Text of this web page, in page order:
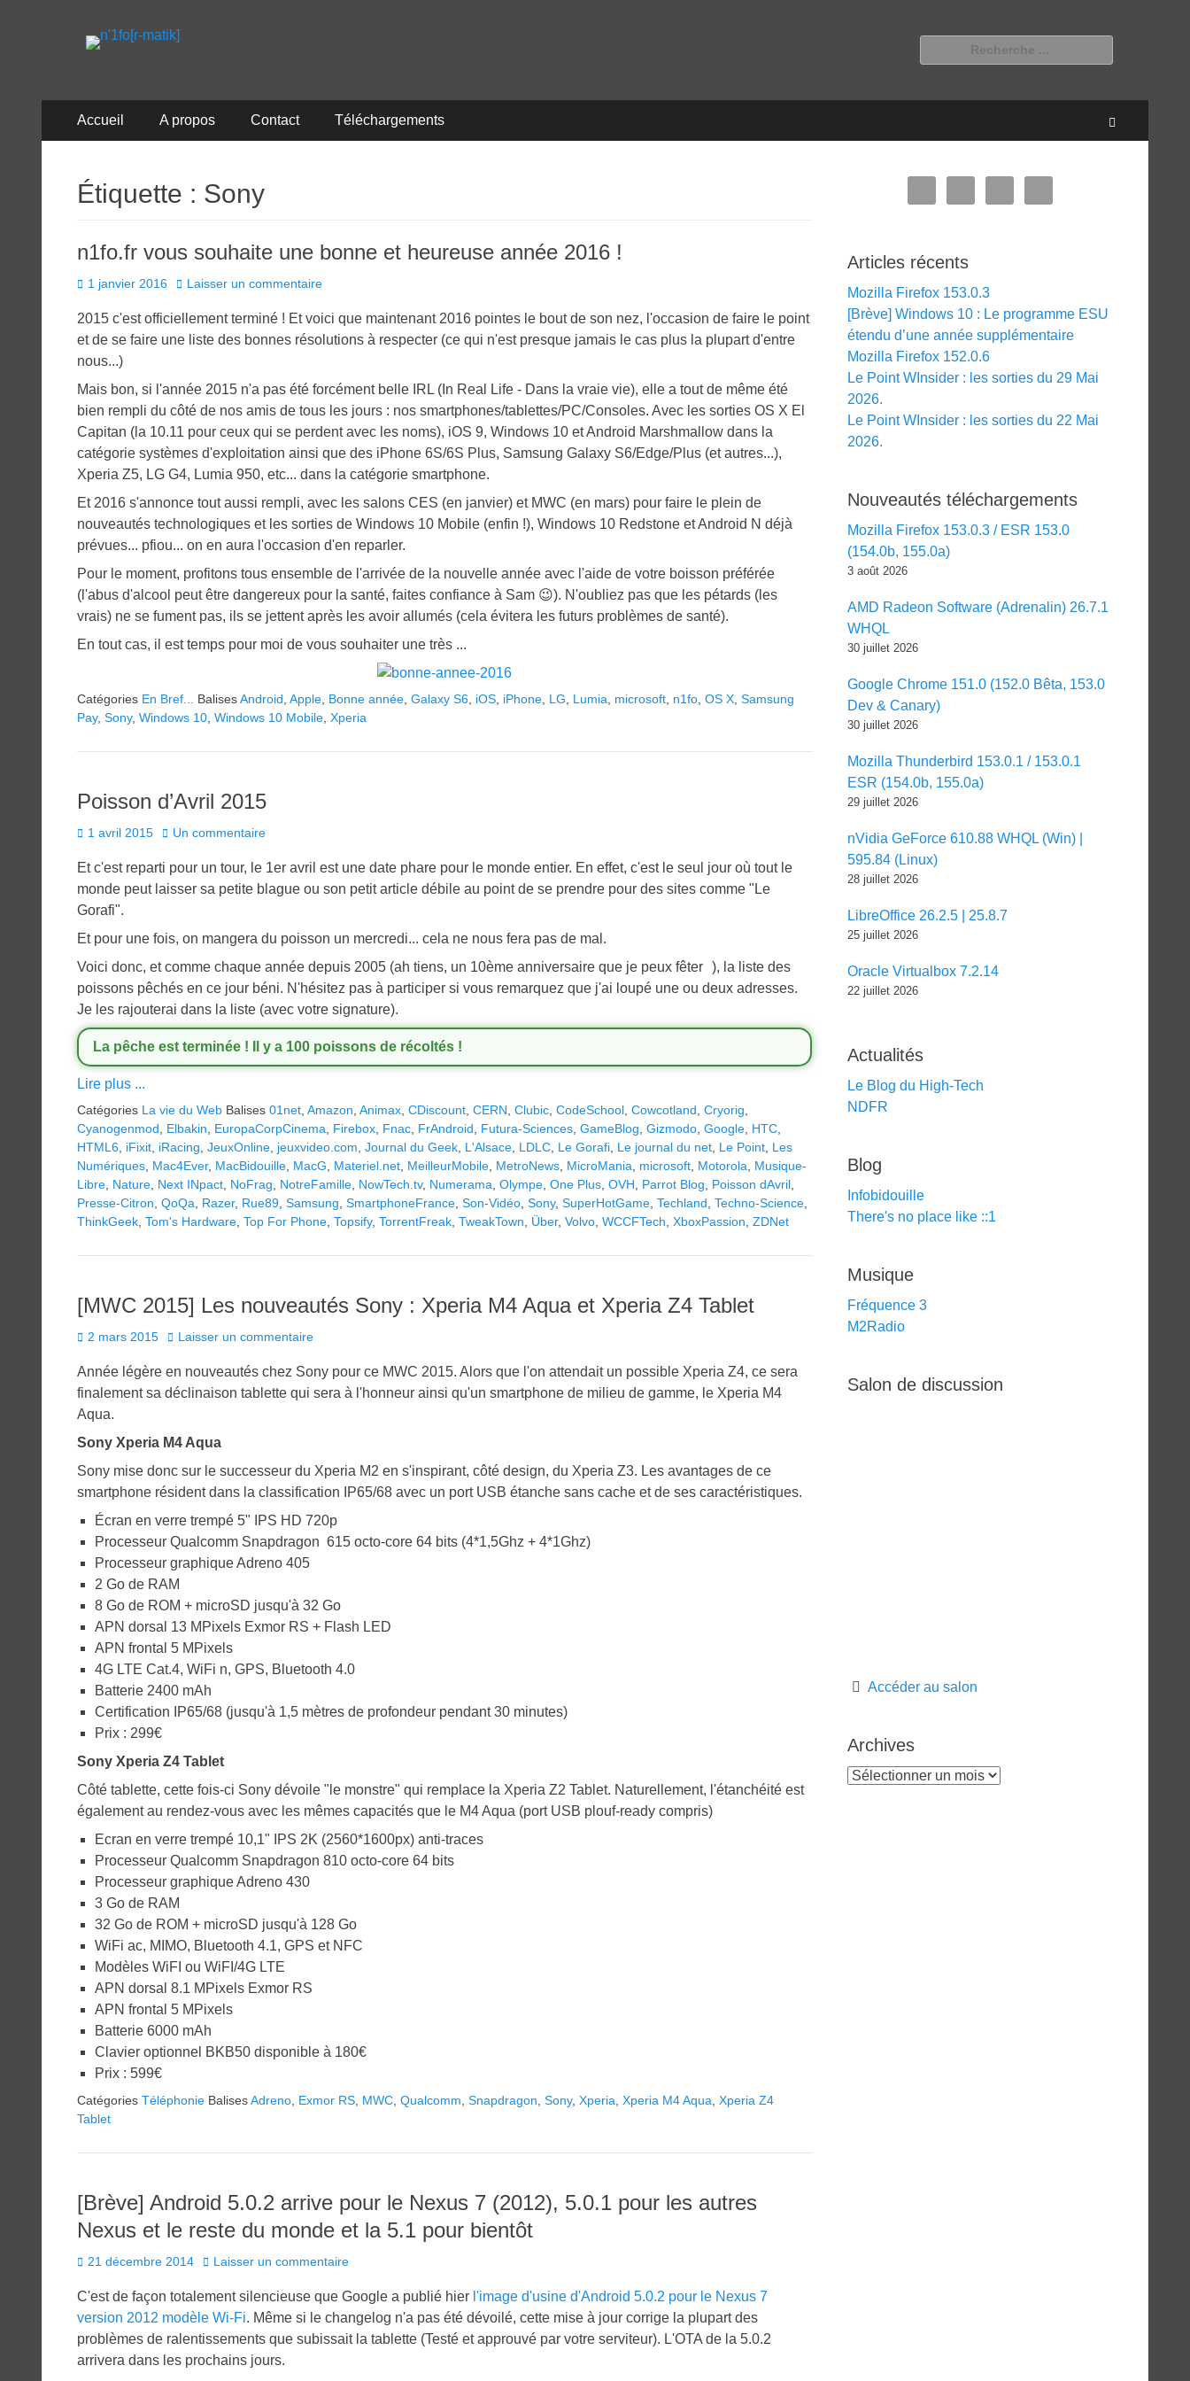
n'1fo[r-matik]
Pour les nymphos d'infos en info…
Menu
principal
Accueil A propos Contact Téléchargements
Étiquette : Sony
n1fo.fr vous souhaite une bonne et heureuse année 2016 !
Posted
1 janvier 2016 Laisser un commentaire
2015 c'est officiellement terminé ! Et voici que maintenant 2016 pointes le bout de son nez, l'occasion de faire le point
et de se faire une liste des bonnes résolutions à respecter (ce qui n'est presque jamais le cas plus la plupart d'entre
nous...)
Mais bon, si l'année 2015 n'a pas été forcément belle IRL (In Real Life - Dans la vraie vie), elle a tout de même été
bien rempli du côté de nos amis de tous les jours : nos smartphones/tablettes/PC/Consoles. Avec les sorties OS X El
Capitan (la 10.11 pour ceux qui se perdent avec les noms), iOS 9, Windows 10 et Android Marshmallow dans la
catégorie systèmes d'exploitation ainsi que des iPhone 6S/6S Plus, Samsung Galaxy S6/Edge/Plus (et autres...),
Xperia Z5, LG G4, Lumia 950, etc... dans la catégorie smartphone.
Et 2016 s'annonce tout aussi rempli, avec les salons CES (en janvier) et MWC (en mars) pour faire le plein de
nouveautés technologiques et les sorties de Windows 10 Mobile (enfin !), Windows 10 Redstone et Android N déjà
prévues... pfiou... on en aura l'occasion d'en reparler.
Pour le moment, profitons tous ensemble de l'arrivée de la nouvelle année avec l'aide de votre boisson préférée
(l'abus d'alcool peut être dangereux pour la santé, faites confiance à Sam 😉). N'oubliez pas que les pétards (les
vrais) ne se fument pas, ils se jettent après les avoir allumés (cela évitera les futurs problèmes de santé).
En tout cas, il est temps pour moi de vous souhaiter une très ...
Catégories En Bref... BalisesAndroid Apple Bonne année Galaxy S6 iOS iPhone LG Lumia microsoft n1fo OS X Samsung
Pay, Sony, Windows 10 Windows 10 Mobile Xperia
Poisson d’Avril 2015
Posted
1 avril 2015 Un commentaire
Et c'est reparti pour un tour, le 1er avril est une date phare pour le monde entier. En effet, c'est le seul jour où tout le
monde peut laisser sa petite blague ou son petit article débile au point de se prendre pour des sites comme "Le
Gorafi".
Et pour une fois, on mangera du poisson un mercredi... cela ne nous fera pas de mal.
Voici donc, et comme chaque année depuis 2005 (ah tiens, un 10ème anniversaire que je peux fêter ), la liste des
poissons pêchés en ce jour béni. N'hésitez pas à participer si vous remarquez que j'ai loupé une ou deux adresses.
Je les rajouterai dans la liste (avec votre signature).
La pêche est terminée ! Il y a 100 poissons de récoltés !
Lire plus ...
Catégories La vie du Web Balises 01net Amazon Animax CDiscount CERN Clubic CodeSchool Cowcotland Cryorig
Cyanogenmod
Elbakin EuropaCorpCinema Firebox Fnac FrAndroid Futura-Sciences GameBlog Gizmodo Google HTC
HTML6 iFixit iRacing JeuxOnline jeuxvideo.com Journal du Geek L'Alsace LDLC Le Gorafi Le journal du net Le Point Les
Numériques Mac4Ever, MacBidouille MacG Materiel.net MeilleurMobile MetroNews MicroMania microsoft Motorola
Musique-
Libre Nature Next INpact NoFrag NotreFamille NowTech.tv, Numerama Olympe One Plus OVH Parrot Blog Poisson dAvril
Presse-Citron QoQa Razer, Rue89 Samsung SmartphoneFrance Son-Vidéo Sony, SuperHotGame Techland Techno-Science
ThinkGeek Tom's Hardware Top For Phone Topsify, TorrentFreak TweakTown Über, Volvo WCCFTech XboxPassion ZDNet
[MWC 2015] Les nouveautés Sony : Xperia M4 Aqua et Xperia Z4 Tablet
Posted
2 mars 2015 Laisser un commentaire
Année légère en nouveautés chez Sony pour ce MWC 2015. Alors que l'on attendait un possible Xperia Z4, ce sera
finalement sa déclinaison tablette qui sera à l'honneur ainsi qu'un smartphone de milieu de gamme, le Xperia M4
Aqua.
Sony Xperia M4 Aqua
Sony mise donc sur le successeur du Xperia M2 en s'inspirant, côté design, du Xperia Z3. Les avantages de ce
smartphone résident dans la classification IP65/68 avec un port USB étanche sans cache et de ses caractéristiques.
Écran en verre trempé 5" IPS HD 720p
Processeur Qualcomm Snapdragon 615 octo-core 64 bits (4*1,5Ghz + 4*1Ghz)
Processeur graphique Adreno 405
2 Go de RAM
8 Go de ROM + microSD jusqu'à 32 Go
APN dorsal 13 MPixels Exmor RS + Flash LED
APN frontal 5 MPixels
4G LTE Cat.4, WiFi n, GPS, Bluetooth 4.0
Batterie 2400 mAh
Certification IP65/68 (jusqu'à 1,5 mètres de profondeur pendant 30 minutes)
Prix : 299€
Sony Xperia Z4 Tablet
Côté tablette, cette fois-ci Sony dévoile "le monstre" qui remplace la Xperia Z2 Tablet. Naturellement, l'étanchéité est
également au rendez-vous avec les mêmes capacités que le M4 Aqua (port USB plouf-ready compris)
Ecran en verre trempé 10,1" IPS 2K (2560*1600px) anti-traces
Processeur Qualcomm Snapdragon 810 octo-core 64 bits
Processeur graphique Adreno 430
3 Go de RAM
32 Go de ROM + microSD jusqu'à 128 Go
WiFi ac, MIMO, Bluetooth 4.1, GPS et NFC
Modèles WiFI ou WiFI/4G LTE
APN dorsal 8.1 MPixels Exmor RS
APN frontal 5 MPixels
Batterie 6000 mAh
Clavier optionnel BKB50 disponible à 180€
Prix : 599€
Catégories Téléphonie BalisesAdreno Exmor RS MWC Qualcomm Snapdragon Sony, Xperia Xperia M4 Aqua Xperia Z4
Tablet
[Brève] Android 5.0.2 arrive pour le Nexus 7 (2012), 5.0.1 pour les autres
Nexus et le reste du monde et la 5.1 pour bientôt
Posted
21 décembre 2014 Laisser un commentaire
C'est de façon totalement silencieuse que Google a publié hier l'image d'usine d'Android 5.0.2 pour le Nexus 7
version 2012 modèle Wi-Fi. Même si le changelog n'a pas été dévoilé, cette mise à jour corrige la plupart des
problèmes de ralentissements que subissait la tablette (Testé et approuvé par votre serviteur). L'OTA de la 5.0.2
arrivera dans les prochains jours.
Articles récents
Mozilla Firefox 153.0.3
[Brève] Windows 10 : Le programme ESU
étendu d’une année supplémentaire
Mozilla Firefox 152.0.6
Le Point WInsider : les sorties du 29 Mai
2026.
Le Point WInsider : les sorties du 22 Mai
2026.
Nouveautés téléchargements
Mozilla Firefox 153.0.3 / ESR 153.0
(154.0b, 155.0a)
3 août 2026
AMD Radeon Software (Adrenalin) 26.7.1
WHQL
30 juillet 2026
Google Chrome 151.0 (152.0 Bêta, 153.0
Dev & Canary)
30 juillet 2026
Mozilla Thunderbird 153.0.1 / 153.0.1
ESR (154.0b, 155.0a)
29 juillet 2026
nVidia GeForce 610.88 WHQL (Win) |
595.84 (Linux)
28 juillet 2026
LibreOffice 26.2.5 | 25.8.7
25 juillet 2026
Oracle Virtualbox 7.2.14
22 juillet 2026
Actualités
Le Blog du High-Tech
NDFR
Blog
Infobidouille
There's no place like ::1
Musique
Fréquence 3
M2Radio
Salon de discussion
Accéder au salon
Archives
Archives